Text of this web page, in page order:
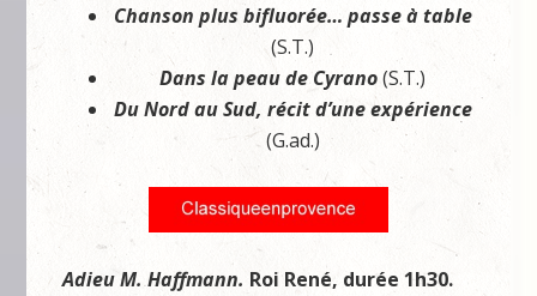
Chanson plus bifluorée… passe à table
(S.T.)
Dans la peau de Cyrano(S.T.)
Du Nord au Sud, récit d’une expérience
(G.ad.)
Adieu M. Haffmann. Roi René, durée 1h30.